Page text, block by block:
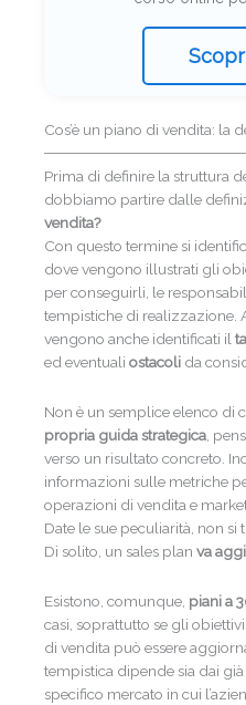
Cos’è un piano di vendita: la
Prima di definire la struttura
dobbiamo partire dalle
vendita?
Con questo termine si
dove vengono illustrati gli
per conseguirli, le
tempistiche di realizzazione.
vengono anche identificati il
ed eventuali ostacoli da
Non è un semplice elenco di
propria guida strategica,
verso un risultato concreto.
informazioni sulle metriche
operazioni di vendita e
Date le sue peculiarità, non
Di solito, un sales plan va
Esistono, comunque, piani a
casi, soprattutto se gli
di vendita può essere
tempistica dipende sia dai
specifico mercato in cui